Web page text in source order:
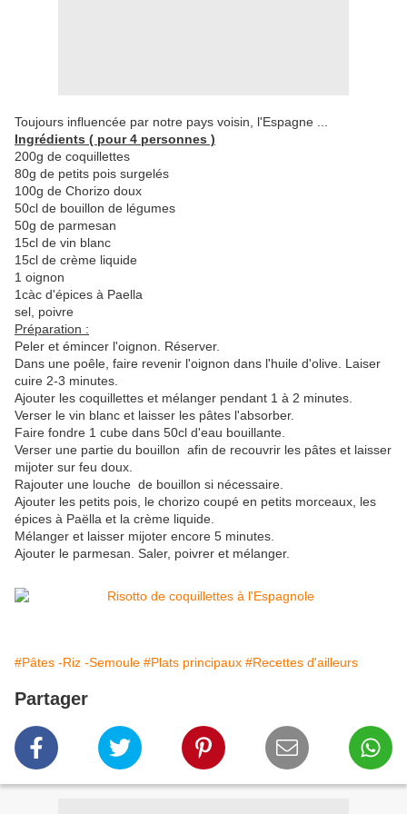
Toujours influencée par notre pays voisin, l'Espagne ...
Ingrédients ( pour 4 personnes )
200g de coquillettes
80g de petits pois surgelés
100g de Chorizo doux
50cl de bouillon de légumes
50g de parmesan
15cl de vin blanc
15cl de crème liquide
1 oignon
1càc d'épices à Paella
sel, poivre
Préparation :
Peler et émincer l'oignon. Réserver.
Dans une poêle, faire revenir l'oignon dans l'huile d'olive. Laiser
cuire 2-3 minutes.
Ajouter les coquillettes et mélanger pendant 1 à 2 minutes.
Verser le vin blanc et laisser les pâtes l'absorber.
Faire fondre 1 cube dans 50cl d'eau bouillante.
Verser une partie du bouillon afin de recouvrir les pâtes et laisser
mijoter sur feu doux.
Rajouter une louche de bouillon si nécessaire.
Ajouter les petits pois, le chorizo coupé en petits morceaux, les
épices à Paëlla et la crème liquide.
Mélanger et laisser mijoter encore 5 minutes.
Ajouter le parmesan. Saler, poivrer et mélanger.
#Pâtes -Riz -Semoule #Plats principaux #Recettes d'ailleurs
Partager